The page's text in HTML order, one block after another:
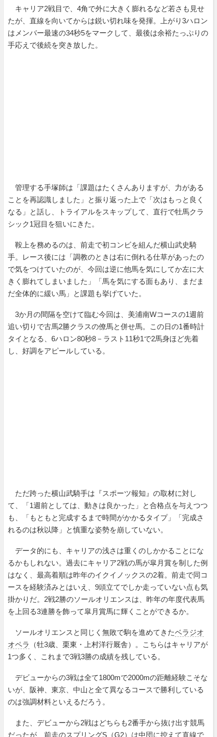
キャリア2戦目で、4角で外に大きく膨れるなど若さも見せ
たが、直線を向いてからは鋭い切れ味を発揮。上がり3ハロン
はメンバー最速の34秒5をマークして、最後は余裕たっぷりの
手応えで後続を突き放した。
管理する手塚師は「課題はたくさんありますが、力がある
ことを再認識しました」と振り返った上で「次はもっと良く
なる」と話し、トライアルをスキップして、直行で牡馬クラ
シック1冠目を狙いにきた。
鞍上を務めるのは、前走で初コンビを組んだ横山武史騎
手。レース後には「調教のときは右に倒れる仕草があったの
で気をつけていたのが、今回は逆に他馬を気にしてか左に大
きく膨れてしまいました」「馬を気にする面もあり、まだま
だ全体的に緩い馬」と課題も挙げていた。
3か月の間隔を空けて臨む今回は、美浦南Wコースの1週前
追い切りで古馬2勝クラスの僚馬と併せ馬。この日の1番時計
タイとなる、6ハロン80秒8－ラスト11秒1で2馬身ほど先着
し、好調をアピールしている。
ただ跨った横山武騎手は『スポーツ報知』の取材に対し
て、「1週前としては、動きは良かった」と合格点を与えつつ
も、「もともと完成するまで時間がかかるタイプ」「完成さ
れるのは秋以降」と慎重な姿勢を崩していない。
データ的にも、キャリアの浅さは重くのしかかることにな
るかもしれない。過去にキャリア2戦の馬が皐月賞を制した例
はなく、最高着順は昨年のイクイノックスの2着。前走で同コ
ースを経験済みとはいえ、9頭立てでしか走っていない点も気
掛かりだ。2戦2勝のソールオリエンスは、昨年の年度代表馬
を上回る3連勝を飾って皐月賞馬に輝くことができるか。
ソールオリエンスと同じく無敗で駒を進めてきたベラジオ
オペラ
（牡3歳、栗東・上村洋行厩舎）。こちらはキャリアが
1つ多く、これまで3戦3勝の成績を残している。
デビューからの3戦は全て1800mで2000mの距離経験こそな
いが、阪神、東京、中山と全て異なるコースで勝利している
のは強調材料といえるだろう。
また、デビューから2戦はどちらも2番手から抜け出す競馬
だったが、前走のスプリングS（G2）は中団に控えて直線で